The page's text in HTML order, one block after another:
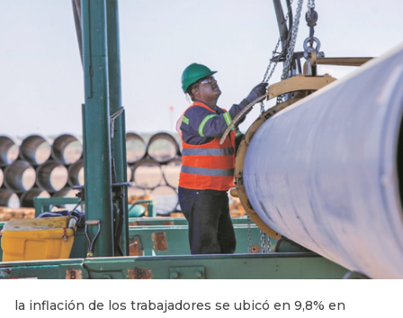
la inflación de los trabajadores se ubicó en 9,8% en